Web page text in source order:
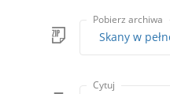
Pobierz archiwa
Cytuj